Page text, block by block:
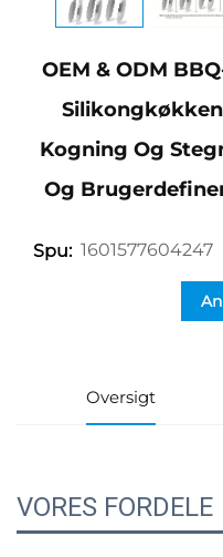
OEM & ODM
Kogning Og
Og
Spu: 1601577604247
Oversigt
VORES FORDELE